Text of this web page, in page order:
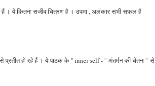
हैं । ये कितना सजीव चित्रण है । उपमा , अलंकार सभी सफल हैं
प्रतीत हो रहे हैं । ये पाठक के " inner self - " अंतर्मन की चेतना " से